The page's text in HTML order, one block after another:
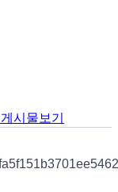
게시물보기